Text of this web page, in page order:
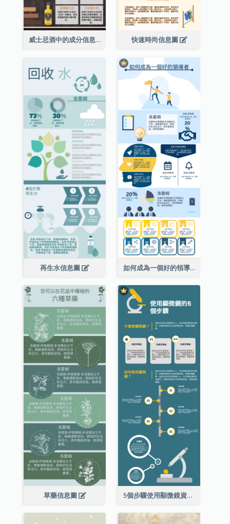
威士忌酒中的成分信息圖表 快速時尚信息圖
再生水信息圖 如何成為一個好的領導者信息圖
草藥信息圖 5個步驟使用顯微鏡資料圖